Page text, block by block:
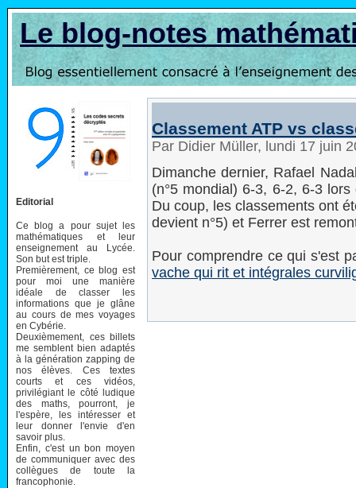
Le blog-notes
Editorial
Ce blog a pour sujet les
mathématiques et leur
enseignement au Lycée.
Son but est triple.
Premièrement, ce blog est
pour moi une manière
idéale de classer les
informations que je glâne
au cours de mes voyages
en Cybérie.
Deuxièmement, ces billets
me semblent bien adaptés
à la génération zapping de
nos élèves. Ces textes
courts et ces vidéos,
privilégiant le côté ludique
des maths, pourront, je
l'espère, les intéresser et
leur donner l'envie d'en
savoir plus.
Enfin, c'est un bon moyen
de communiquer avec des
collègues de toute la
francophonie.
Classement ATP vs
Par Didier Müller, lundi 17 juin
Dimanche dernier, Rafael
(n°5 mondial) 6-3, 6-2, 6-3
Du coup, les classements ont
devient n°5) et Ferrer est
Pour comprendre ce qui s'est
vache qui rit et intégrales